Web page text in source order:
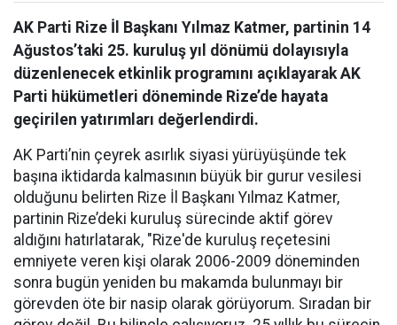
AK Parti Rize İl Başkanı Yılmaz Katmer, partinin 14
Ağustos’taki 25. kuruluş yıl dönümü dolayısıyla
düzenlenecek etkinlik programını açıklayarak AK
Parti hükümetleri döneminde Rize’de hayata
geçirilen yatırımları değerlendirdi.
AK Parti’nin çeyrek asırlık siyasi yürüyüşünde tek
başına iktidarda kalmasının büyük bir gurur vesilesi
olduğunu belirten Rize İl Başkanı Yılmaz Katmer,
partinin Rize’deki kuruluş sürecinde aktif görev
aldığını hatırlatarak, "Rize'de kuruluş reçetesini
emniyete veren kişi olarak 2006-2009 döneminden
sonra bugün yeniden bu makamda bulunmayı bir
görevden öte bir nasip olarak görüyorum. Sıradan bir